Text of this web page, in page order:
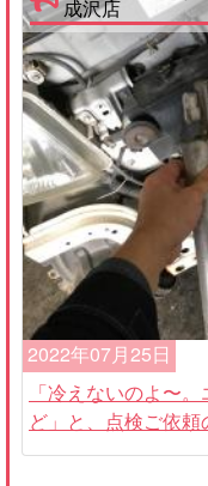
成沢店
2022年07月25日
「冷えないのよ〜
ど」と、点検ご依